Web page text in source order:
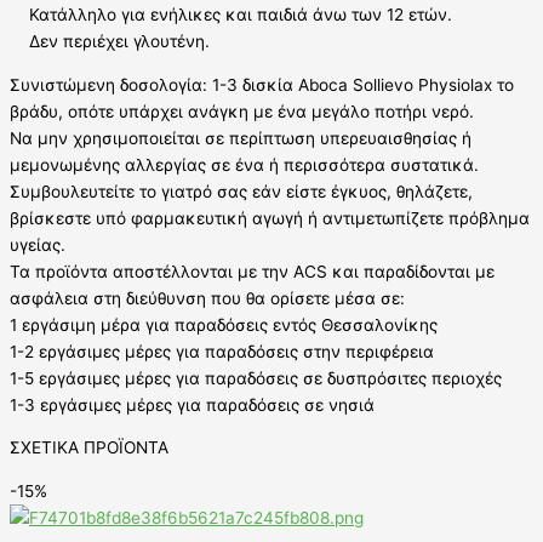
Κατάλληλο για ενήλικες και παιδιά άνω των 12 ετών.
Δεν περιέχει γλουτένη.
Συνιστώμενη δοσολογία: 1-3 δισκία Aboca Sollievo Physiolax το
βράδυ, οπότε υπάρχει ανάγκη με ένα μεγάλο ποτήρι νερό.
Να μην χρησιμοποιείται σε περίπτωση υπερευαισθησίας ή
μεμονωμένης αλλεργίας σε ένα ή περισσότερα συστατικά.
Συμβουλευτείτε το γιατρό σας εάν είστε έγκυος, θηλάζετε,
βρίσκεστε υπό φαρμακευτική αγωγή ή αντιμετωπίζετε πρόβλημα
υγείας.
Τα προϊόντα αποστέλλονται με την ACS και παραδίδονται με
ασφάλεια στη διεύθυνση που θα ορίσετε μέσα σε:
1 εργάσιμη μέρα για παραδόσεις εντός Θεσσαλονίκης
1-2 εργάσιμες μέρες για παραδόσεις στην περιφέρεια
1-5 εργάσιμες μέρες για παραδόσεις σε δυσπρόσιτες περιοχές
1-3 εργάσιμες μέρες για παραδόσεις σε νησιά
ΣΧΕΤΙΚΑ ΠΡΟΪΟΝΤΑ
-15%